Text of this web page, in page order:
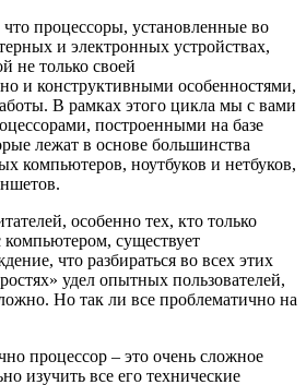
процессоры, установленные во
и электронных устройствах,
не только своей
и конструктивными особенностями,
В рамках этого цикла мы с вами
построенными на базе
лежат в основе большинства
компьютеров, ноутбуков и нетбуков,
особенно тех, кто только
компьютером, существует
что разбираться во всех этих
удел опытных пользователей,
Но так ли все проблематично на
процессор – это очень сложное
изучить все его технические